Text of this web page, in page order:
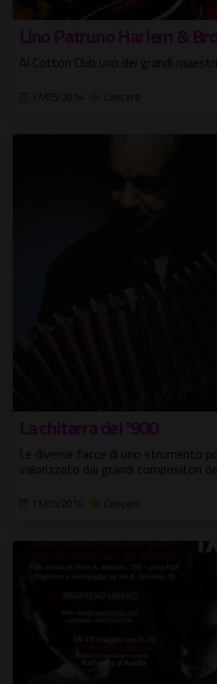
Lino Patruno Harlem &
Al Cotton Club uno dei grandi
17/05/2014 Concerti
La chitarra del '900
Le diverse facce di uno strumento
valorizzato dai grandi compositori
11/05/2014 Concerti